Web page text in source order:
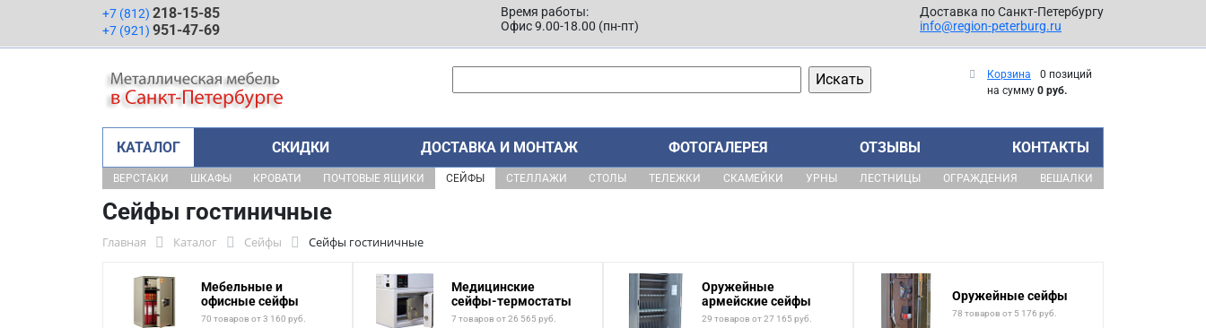
+7 (812) 218-15-85
+7 (921) 951-47-69
Время работы:
Офис 9.00-18.00 (пн-пт)
Доставка по Санкт-Петербургу
info@region-peterburg.ru
Корзина
0 позиций
на сумму 0 руб.
КАТАЛОГ СКИДКИ ДОСТАВКА И МОНТАЖ ФОТОГАЛЕРЕЯ ОТЗЫВЫ КОНТАКТЫ
ВЕРСТАКИ ШКАФЫ КРОВАТИ ПОЧТОВЫЕ ЯЩИКИ СЕЙФЫ СТЕЛЛАЖИ СТОЛЫ ТЕЛЕЖКИ СКАМЕЙКИ УРНЫ ЛЕСТНИЦЫ ОГРАЖДЕНИЯ ВЕШАЛКИ
Сейфы гостиничные
Главная Каталог Сейфы Сейфы гостиничные
Мебельные и
офисные сейфы
70 товаров от 3 160 руб.
Медицинские
сейфы-термостаты
7 товаров от 26 565 руб.
Оружейные
армейские сейфы
29 товаров от 27 165 руб.
Оружейные сейфы
78 товаров от 5 176 руб.